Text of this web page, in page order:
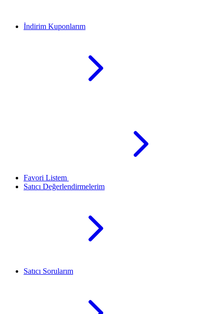
İndirim Kuponlarım
Favori Listem
Satıcı Değerlendirmelerim
Satıcı Sorularım